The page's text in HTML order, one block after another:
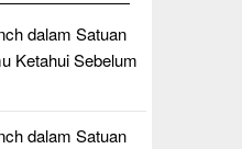
dalam Satuan
Ketahui Sebelum
dalam Satuan